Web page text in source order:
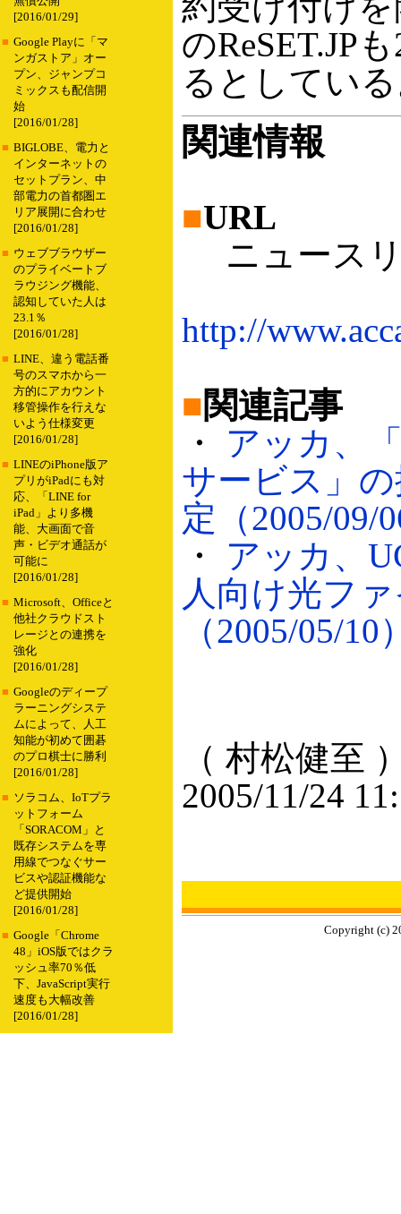
[2016/01/29]
■ Google Playに「マ
ンガストア」オー
プン、ジャンプコ
ミックスも配信開
始
[2016/01/28]
■ BIGLOBE、電力と
インターネットの
セットプラン、中
部電力の首都圏エ
リア展開に合わせ
[2016/01/28]
■ ウェブブラウザー
のプライベートブ
ラウジング機能、
認知していた人は
23.1％
[2016/01/28]
■ LINE、違う電話番
号のスマホから一
方的にアカウント
移管操作を行えな
いよう仕様変更
[2016/01/28]
■ LINEのiPhone版ア
プリがiPadにも対
応、「LINE for
iPad」より多機
能、大画面で音
声・ビデオ通話が
可能に
[2016/01/28]
■ Microsoft、Officeと
他社クラウドスト
レージとの連携を
強化
[2016/01/28]
■ Googleのディープ
ラーニングシステ
ムによって、人工
知能が初めて囲碁
のプロ棋士に勝利
[2016/01/28]
■ ソラコム、IoTプラ
ットフォーム
「SORACOM」と
既存システムを専
用線でつなぐサー
ビスや認証機能な
ど提供開始
[2016/01/28]
■ Google「Chrome
48」iOS版ではクラ
ッシュ率70％低
下、JavaScript実行
速度も大幅改善
[2016/01/28]
のReSET.JP
るとしてい
関連情報
■URL
ニュース
http://
■関連記事
・ アッカ、
サービス」
定（2005/09/
・ アッカ、
人向け光フ
（2005/05/10
（ 村松健至
2005/11/24
Copyright (c)